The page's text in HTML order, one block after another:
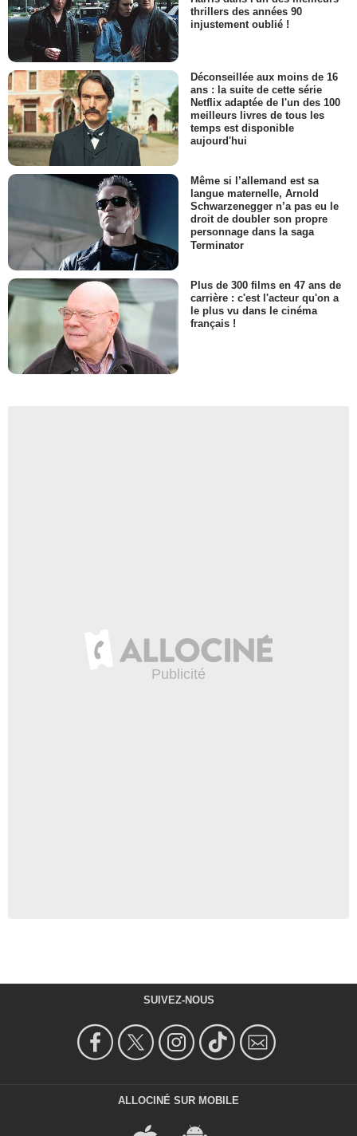
thrillers des années 90
injustement oublié !
Déconseillée aux moins de 16
ans : la suite de cette série
Netflix adaptée de l'un des 100
meilleurs livres de tous les
temps est disponible
aujourd'hui
Même si l’allemand est sa
langue maternelle, Arnold
Schwarzenegger n’a pas eu le
droit de doubler son propre
personnage dans la saga
Terminator
Plus de 300 films en 47 ans de
carrière : c'est l'acteur qu'on a
le plus vu dans le cinéma
français !
SUIVEZ-NOUS
ALLOCINÉ SUR MOBILE